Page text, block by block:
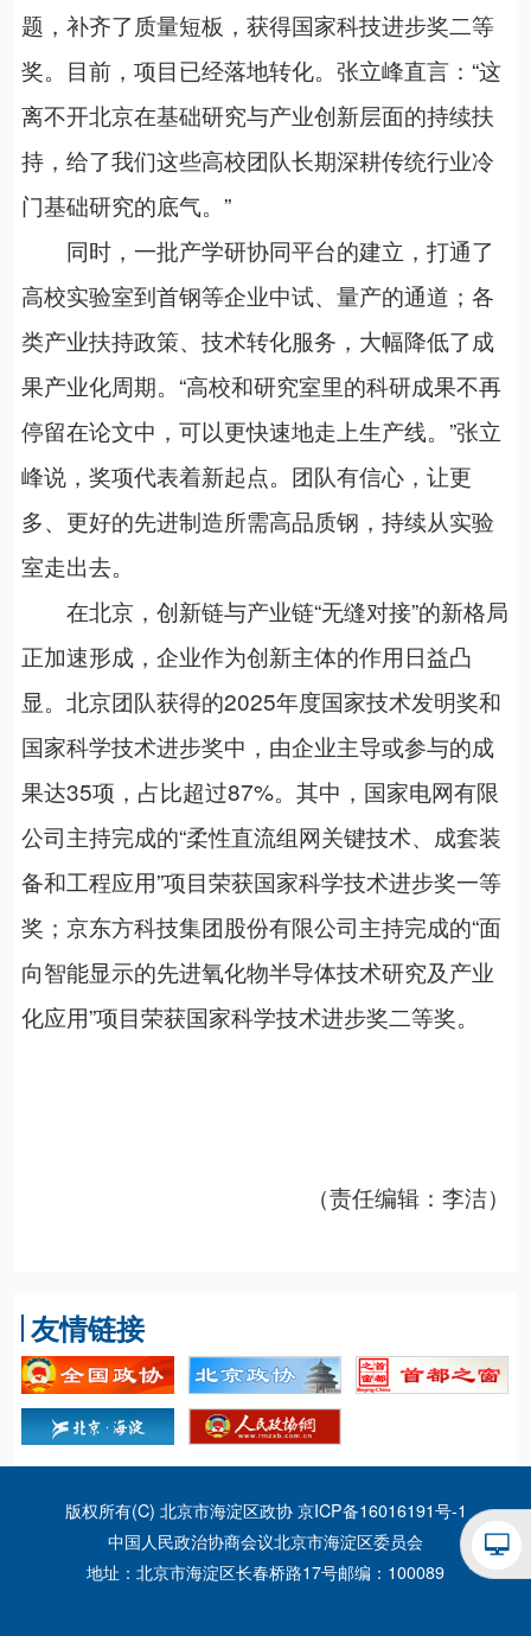
题，补齐了质量短板，获得国家科技进步奖二等
奖。目前，项目已经落地转化。张立峰直言：“这
离不开北京在基础研究与产业创新层面的持续扶
持，给了我们这些高校团队长期深耕传统行业冷
门基础研究的底气。”
同时，一批产学研协同平台的建立，打通了
高校实验室到首钢等企业中试、量产的通道；各
类产业扶持政策、技术转化服务，大幅降低了成
果产业化周期。“高校和研究室里的科研成果不再
停留在论文中，可以更快速地走上生产线。”张立
峰说，奖项代表着新起点。团队有信心，让更
多、更好的先进制造所需高品质钢，持续从实验
室走出去。
在北京，创新链与产业链“无缝对接”的新格局
正加速形成，企业作为创新主体的作用日益凸
显。北京团队获得的2025年度国家技术发明奖和
国家科学技术进步奖中，由企业主导或参与的成
果达35项，占比超过87%。其中，国家电网有限
公司主持完成的“柔性直流组网关键技术、成套装
备和工程应用”项目荣获国家科学技术进步奖一等
奖；京东方科技集团股份有限公司主持完成的“面
向智能显示的先进氧化物半导体技术研究及产业
化应用”项目荣获国家科学技术进步奖二等奖。
（责任编辑：李洁）
友情链接
版权所有(C) 北京市海淀区政协 京ICP备16016191号-1
中国人民政治协商会议北京市海淀区委员会
地址：北京市海淀区长春桥路17号邮编：100089